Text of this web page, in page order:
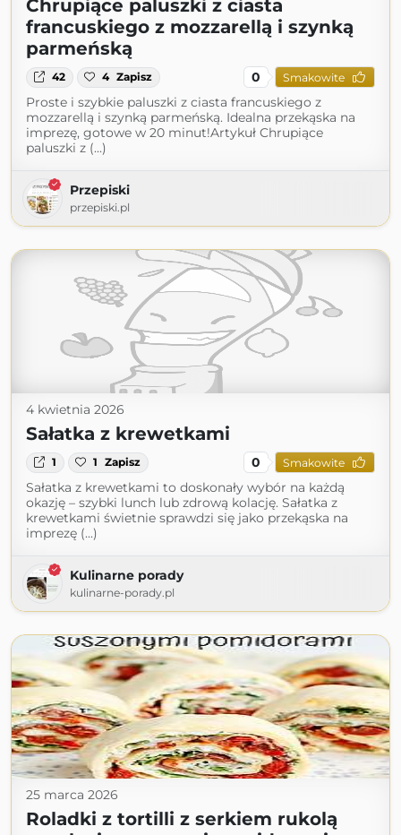
Chrupiące paluszki z ciasta
francuskiego z mozzarellą i szynką
parmeńską
42 4 Zapisz 0 Smakowite
Proste i szybkie paluszki z ciasta francuskiego z
mozzarellą i szynką parmeńską. Idealna przekąska na
imprezę, gotowe w 20 minut!Artykuł Chrupiące
paluszki z (...)
Przepiski
przepiski.pl
4 kwietnia 2026
Sałatka z krewetkami
1 1 Zapisz 0 Smakowite
Sałatka z krewetkami to doskonały wybór na każdą
okazję – szybki lunch lub zdrową kolację. Sałatka z
krewetkami świetnie sprawdzi się jako przekąska na
imprezę (...)
Kulinarne porady
kulinarne-porady.pl
25 marca 2026
Roladki z tortilli z serkiem rukolą